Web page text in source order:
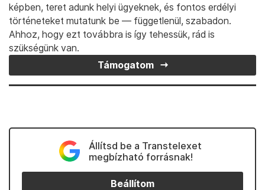
képben, teret adunk helyi ügyeknek, és fontos erdélyi
történeteket mutatunk be — függetlenül, szabadon.
Ahhoz, hogy ezt továbbra is így tehessük, rád is
szükségünk van.
Támogatom
Állítsd be a Transtelexet
megbízható forrásnak!
Beállítom